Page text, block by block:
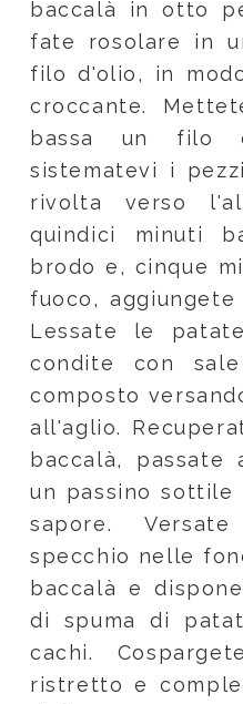
baccalà in otto
fate rosolare in
filo d'olio, in
croccante.
bassa un filo
sistematevi i
rivolta verso
quindici minuti
brodo e, cinque
fuoco,
Lessate le
condite con
composto
all'aglio.
baccalà,
un passino
sapore.
specchio nelle
baccalà e
di spuma di
cachi.
ristretto e